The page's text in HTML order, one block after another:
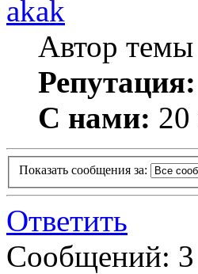
akak
Автор темы
Репутация:
С нами: 20
Показать сообщения за:
Ответить
Сообщений: 3